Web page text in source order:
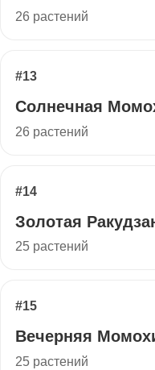
26 растений
#13
Солнечная
26 растений
#14
Золотая
25 растений
#15
Вечерняя
25 растений